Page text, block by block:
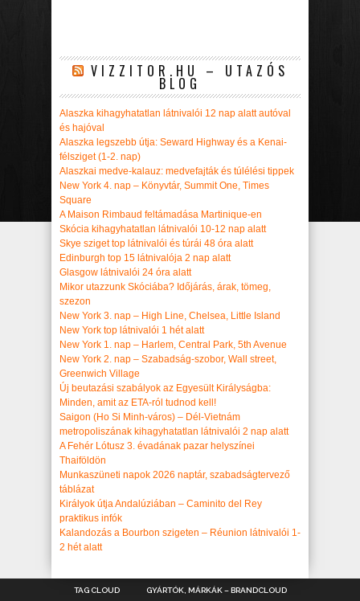
VIZZITOR.HU – UTAZÓS
BLOG
Alaszka kihagyhatatlan látnivalói 12 nap alatt autóval
és hajóval
Alaszka legszebb útja: Seward Highway és a Kenai-
félsziget (1-2. nap)
Alaszkai medve-kalauz: medvefajták és túlélési tippek
New York 4. nap – Könyvtár, Summit One, Times
Square
A Maison Rimbaud feltámadása Martinique-en
Skócia kihagyhatatlan látnivalói 10-12 nap alatt
Skye sziget top látnivalói és túrái 48 óra alatt
Edinburgh top 15 látnivalója 2 nap alatt
Glasgow látnivalói 24 óra alatt
Mikor utazzunk Skóciába? Időjárás, árak, tömeg,
szezon
New York 3. nap – High Line, Chelsea, Little Island
New York top látnivalói 1 hét alatt
New York 1. nap – Harlem, Central Park, 5th Avenue
New York 2. nap – Szabadság-szobor, Wall street,
Greenwich Village
Új beutazási szabályok az Egyesült Királyságba:
Minden, amit az ETA-ról tudnod kell!
Saigon (Ho Si Minh-város) – Dél-Vietnám
metropoliszának kihagyhatatlan látnivalói 2 nap alatt
A Fehér Lótusz 3. évadának pazar helyszínei
Thaiföldön
Munkaszüneti napok 2026 naptár, szabadságtervező
táblázat
Királyok útja Andalúziában – Caminito del Rey
praktikus infók
Kalandozás a Bourbon szigeten – Réunion látnivalói 1-
2 hét alatt
TAG CLOUD GYÁRTÓK, MÁRKÁK – BRANDCLOUD